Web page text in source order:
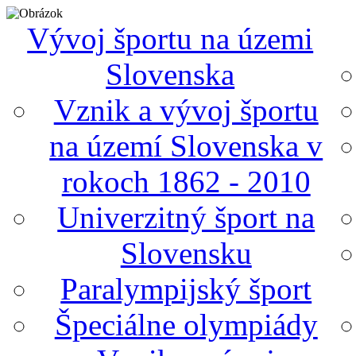
Vývoj športu na územi
Slovenska
Vznik a vývoj športu
na území Slovenska v
rokoch 1862 - 2010
Univerzitný šport na
Slovensku
Paralympijský šport
Špeciálne olympiády